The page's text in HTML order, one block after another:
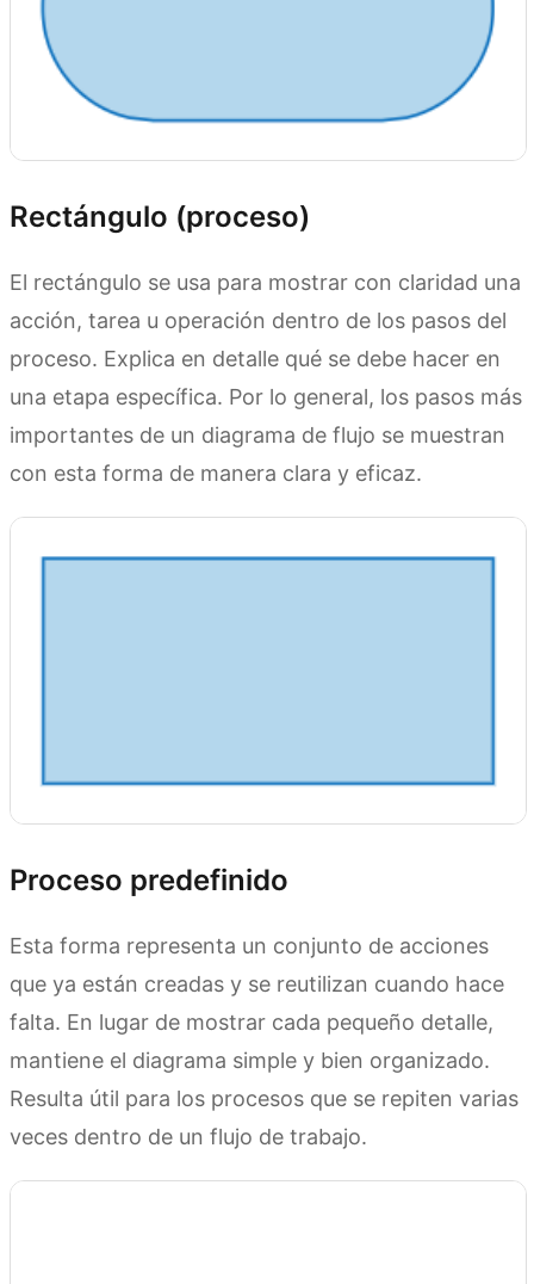
Rectángulo (proceso)
El rectángulo se usa para mostrar con claridad una
acción, tarea u operación dentro de los pasos del
proceso. Explica en detalle qué se debe hacer en
una etapa específica. Por lo general, los pasos más
importantes de un diagrama de flujo se muestran
con esta forma de manera clara y eficaz.
Proceso predefinido
Esta forma representa un conjunto de acciones
que ya están creadas y se reutilizan cuando hace
falta. En lugar de mostrar cada pequeño detalle,
mantiene el diagrama simple y bien organizado.
Resulta útil para los procesos que se repiten varias
veces dentro de un flujo de trabajo.